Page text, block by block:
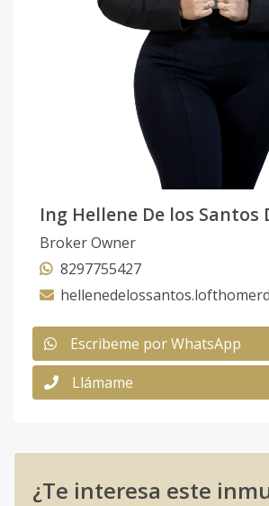
Ing Hellene De los Santos
Broker Owner
8297755427
Escribeme por WhatsApp
Llámame
¿Te interesa este